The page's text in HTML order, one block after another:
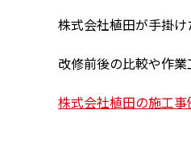
株式会社植田が手掛け
改修前後の比較や作
株式会社植田の施工事